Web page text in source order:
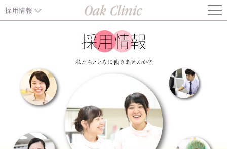
採用情報
医師（内科部長）
准看護師